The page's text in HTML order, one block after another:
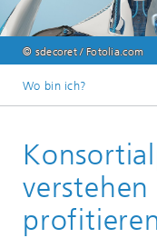
© sdecoret / Fotolia.com
Wo bin ich?
Künstliche